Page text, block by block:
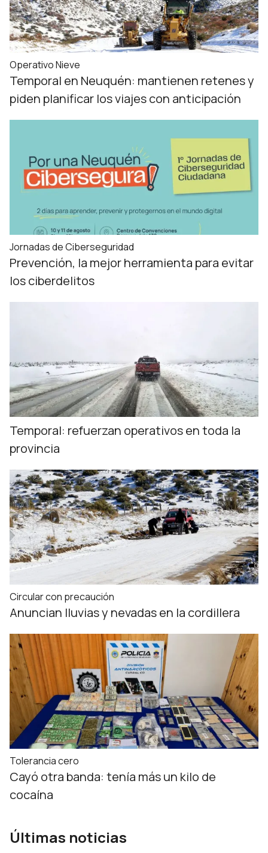
Operativo Nieve
Temporal en Neuquén: mantienen retenes y
piden planificar los viajes con anticipación
Jornadas de Ciberseguridad
Prevención, la mejor herramienta para evitar
los ciberdelitos
Temporal: refuerzan operativos en toda la
provincia
Circular con precaución
Anuncian lluvias y nevadas en la cordillera
Tolerancia cero
Cayó otra banda: tenía más un kilo de
cocaína
Últimas noticias